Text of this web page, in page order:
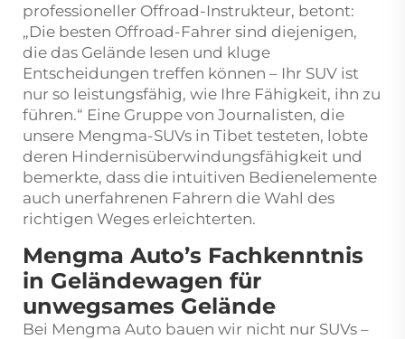
professioneller Offroad-Instrukteur, betont:
„Die besten Offroad-Fahrer sind diejenigen,
die das Gelände lesen und kluge
Entscheidungen treffen können – Ihr SUV ist
nur so leistungsfähig, wie Ihre Fähigkeit, ihn zu
führen.“ Eine Gruppe von Journalisten, die
unsere Mengma-SUVs in Tibet testeten, lobte
deren Hindernisüberwindungsfähigkeit und
bemerkte, dass die intuitiven Bedienelemente
auch unerfahrenen Fahrern die Wahl des
richtigen Weges erleichterten.
Mengma Auto’s Fachkenntnis
in Geländewagen für
unwegsames Gelände
Bei Mengma Auto bauen wir nicht nur SUVs –